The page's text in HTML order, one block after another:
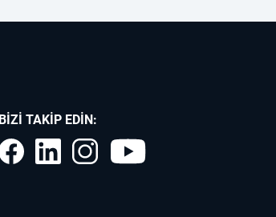
BIZI TAKIP EDIN: